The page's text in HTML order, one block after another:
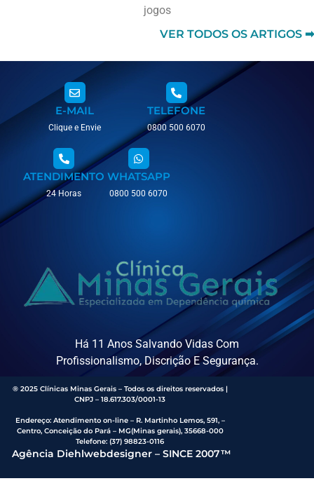
jogos
VER TODOS OS ARTIGOS ➡
E-MAIL
Clique e Envie
TELEFONE
0800 500 6070
ATENDIMENTO
24 Horas
WHATSAPP
0800 500 6070
Há 11 Anos Salvando Vidas Com
Profissionalismo, Discrição E Segurança.
® 2025 Clínicas Minas Gerais – Todos os direitos reservados |
CNPJ – 18.617.303/0001-13
Endereço: Atendimento on-line – R. Martinho Lemos, 591, –
Centro, Conceição do Pará – MG(Minas gerais), 35668-000
Telefone:(37) 98823-0116
Agência Diehlwebdesigner – SINCE 2007™